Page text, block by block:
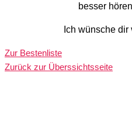
besser
Ich wünsche
Zur Bestenliste
Zurück zur Überssichtsseite